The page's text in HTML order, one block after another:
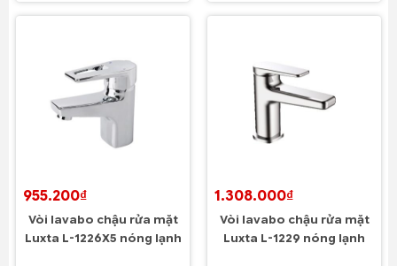
955.200₫
Vòi lavabo chậu rửa mặt
Luxta L-1226X5 nóng lạnh
1.308.000₫
Vòi lavabo chậu rửa mặt
Luxta L-1229 nóng lạnh